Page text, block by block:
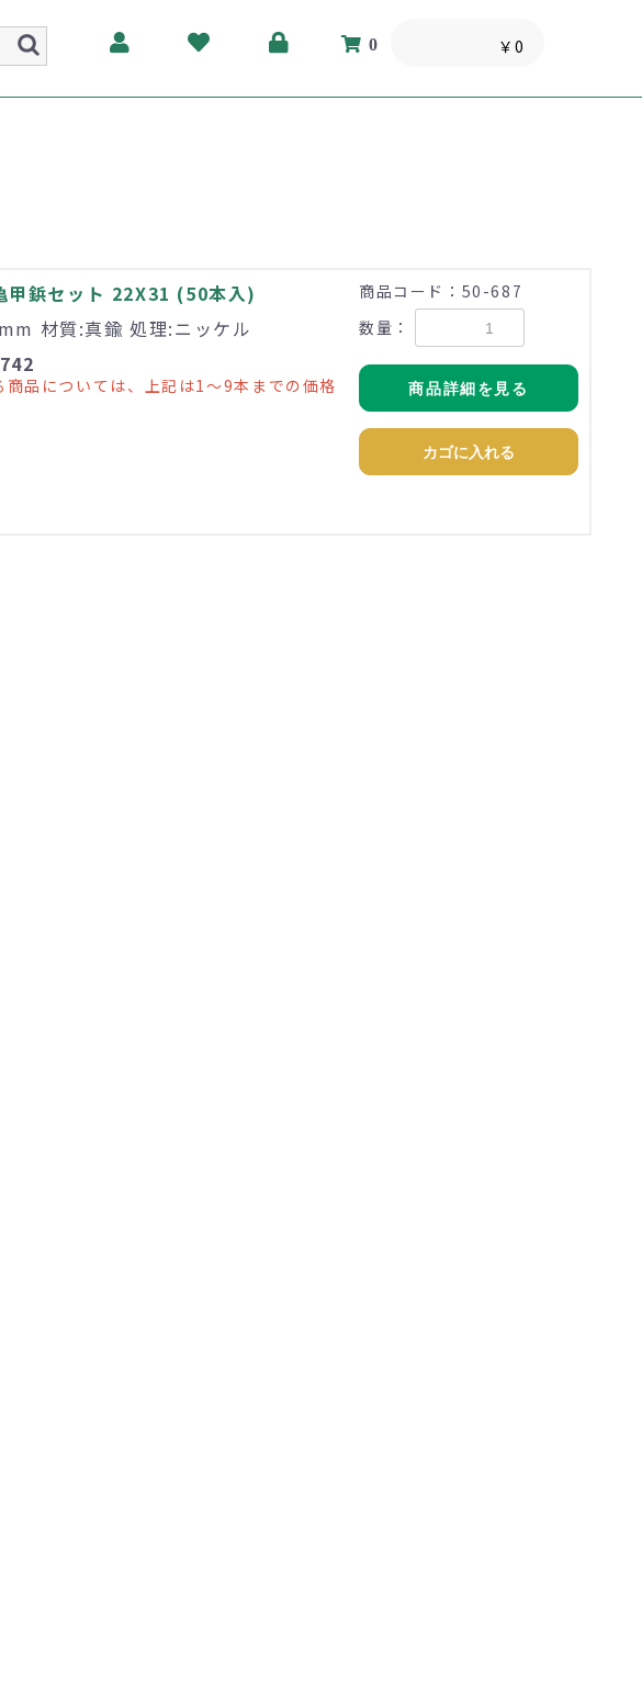
0 ￥0
甲鋲セット 22X31 (50本入)
材質:真鍮 処理:ニッケル
品については、上記は1～9本までの価格
商品コード：50-687
数量：
商品詳細を見る
カゴに入れる